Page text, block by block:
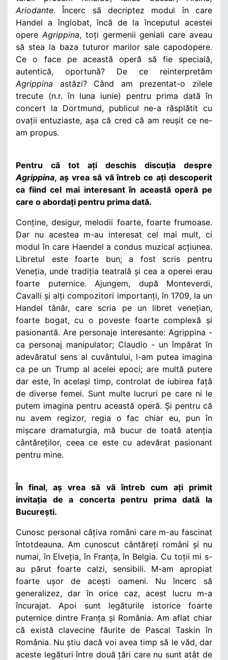
Ariodante. Încerc să decriptez modul în care
Handel a înglobat, încă de la începutul acestei
opere Agrippina, toți germenii geniali care aveau
să stea la baza tuturor marilor sale capodopere.
Ce o face pe această operă să fie specială,
autentică, oportună? De ce reinterpretăm
Agrippina astăzi? Când am prezentat-o zilele
trecute (n.r. în luna iunie) pentru prima dată în
concert la Dortmund, publicul ne-a răsplătit cu
ovații entuziaste, așa că cred că am reușit ce ne-
am propus.
Pentru că tot ați deschis discuția despre
Agrippina, aș vrea să vă întreb ce ați descoperit
ca fiind cel mai interesant în această operă pe
care o abordați pentru prima dată.
Conține, desigur, melodii foarte, foarte frumoase.
Dar nu acestea m-au interesat cel mai mult, ci
modul în care Haendel a condus muzical acțiunea.
Libretul este foarte bun; a fost scris pentru
Veneția, unde tradiția teatrală și cea a operei erau
foarte puternice. Ajungem, după Monteverdi,
Cavalli și alți compozitori importanți, în 1709, la un
Handel tânăr, care scria pe un libret venețian,
foarte bogat, cu o poveste foarte complexă și
pasionantă. Are personaje interesante: Agrippina -
ca personaj manipulator; Claudio - un împărat în
adevăratul sens al cuvântului, l-am putea imagina
ca pe un Trump al acelei epoci; are multă putere
dar este, în același timp, controlat de iubirea față
de diverse femei. Sunt multe lucruri pe care ni le
putem imagina pentru această operă. Și pentru că
nu avem regizor, regia o fac chiar eu, pun în
mișcare dramaturgia, mă bucur de toată atenția
cântăreților, ceea ce este cu adevărat pasionant
pentru mine.
În final, aș vrea să vă întreb cum ați primit
invitația de a concerta pentru prima dată la
București.
Cunosc personal câțiva români care m-au fascinat
întotdeauna. Am cunoscut cântăreți români și nu
numai, în Elveția, în Franța, în Belgia. Cu toții mi s-
au părut foarte calzi, sensibili. M-am apropiat
foarte ușor de acești oameni. Nu încerc să
generalizez, dar în orice caz, acest lucru m-a
încurajat. Apoi sunt legăturile istorice foarte
puternice dintre Franța și România. Am aflat chiar
că există clavecine făurite de Pascal Taskin în
România. Nu știu dacă voi avea timp să le văd, dar
aceste legături între două țări care nu sunt atât de